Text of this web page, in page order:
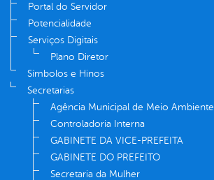
Portal do Servidor
Potencialidade
Serviços Digitais
Plano Diretor
Símbolos e Hinos
Secretarias
Agência Municipal de Meio Ambiente
Controladoria Interna
GABINETE DA VICE-PREFEITA
GABINETE DO PREFEITO
Secretaria da Mulher